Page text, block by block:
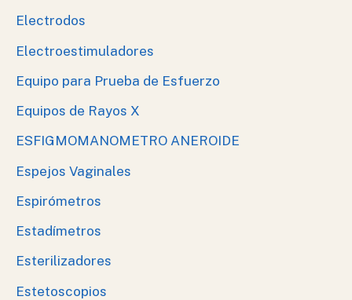
Electrodos
Electroestimuladores
Equipo para Prueba de Esfuerzo
Equipos de Rayos X
ESFIGMOMANOMETRO ANEROIDE
Espejos Vaginales
Espirómetros
Estadímetros
Esterilizadores
Estetoscopios